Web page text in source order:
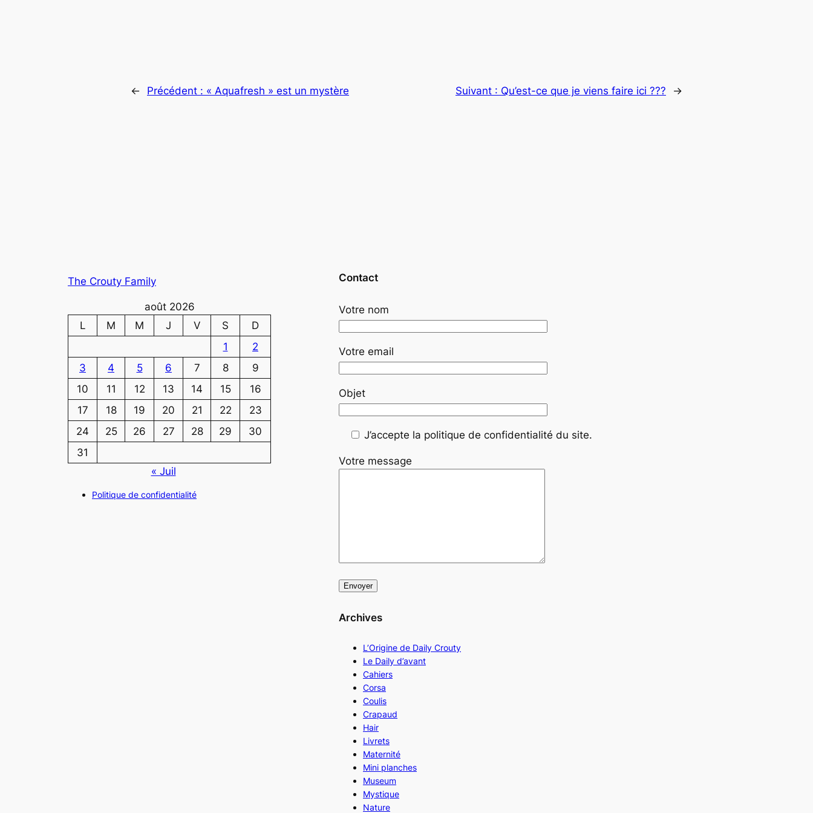
← Précédent : « Aquafresh » est un mystère Suivant : Qu’est-ce que je viens faire ici ??? →
The Crouty Family
août 2026
L
M M J V S
D
1
2
3
4 5 6 7 8
9
10
11 12 13 14 15
16
17
18 19 20 21 22
23
24
25 26 27 28 29
30
31
« Juil
Politique de confidentialité
Contact
Votre nom
Votre email
Objet
J’accepte la politique de confidentialité du site.
Votre message
Archives
L’Origine de Daily Crouty
Le Daily d’avant
Cahiers
Corsa
Coulis
Crapaud
Hair
Livrets
Maternité
Mini planches
Museum
Mystique
Nature